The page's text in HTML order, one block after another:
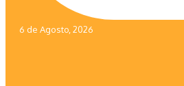
6 de Agosto, 2026